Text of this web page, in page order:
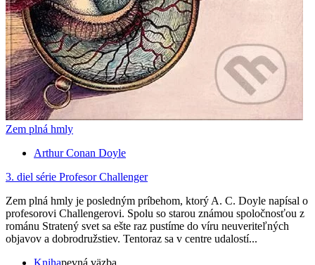
Zem plná hmly
Arthur Conan Doyle
3. diel série Profesor Challenger
Zem plná hmly je posledným príbehom, ktorý A. C. Doyle napísal o
profesorovi Challengerovi. Spolu so starou známou spoločnosťou z
románu Stratený svet sa ešte raz pustíme do víru neuveriteľných
objavov a dobrodružstiev. Tentoraz sa v centre udalostí...